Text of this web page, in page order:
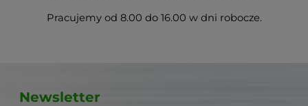
Pracujemy od 8.00 do 16.00 w dni robocze.
Newsletter